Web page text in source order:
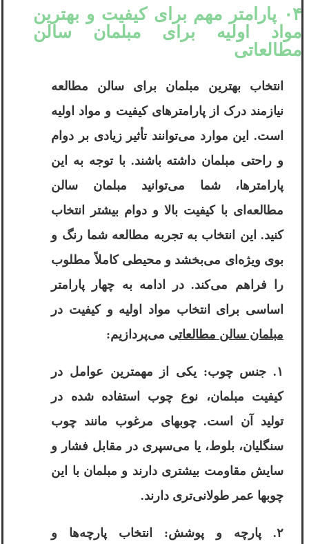
۰۴ پارامتر مهم برای کیفیت و بهترین
مواد اولیه برای مبلمان سالن
مطالعاتی
انتخاب بهترین مبلمان برای سالن مطالعه
نیازمند درک از پارامترهای کیفیت و مواد اولیه
است. این موارد می‌توانند تأثیر زیادی بر دوام
و راحتی مبلمان داشته باشند. با توجه به این
پارامترها، شما می‌توانید مبلمان سالن
مطالعه‌ای با کیفیت بالا و دوام بیشتر انتخاب
کنید. این انتخاب به تجربه مطالعه شما رنگ و
بوی ویژه‌ای می‌بخشد و محیطی کاملاً مطلوب
را فراهم می‌کند. در ادامه به چهار پارامتر
اساسی برای انتخاب مواد اولیه و کیفیت در
مبلمان سالن مطالعاتی می‌پردازیم:
۱. جنس چوب: یکی از مهمترین عوامل در
کیفیت مبلمان، نوع چوب استفاده شده در
تولید آن است. چوبهای مرغوب مانند چوب
سنگلیان، بلوط، یا می‌سپری در مقابل فشار و
سایش مقاومت بیشتری دارند و مبلمان با این
چوبها عمر طولانی‌تری دارند.
۲. پارچه و پوشش: انتخاب پارچه‌ها و